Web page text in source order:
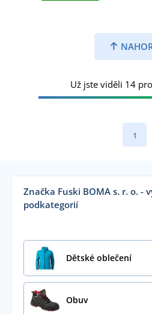
Už jste viděli 14
1
Značka Fuski BOMA s. r. o. -
podkategorií
Dětské oblečení
Obuv